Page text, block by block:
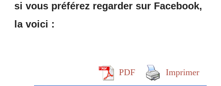
si vous préférez regarder sur Facebook,
la voici :
PDF Imprimer